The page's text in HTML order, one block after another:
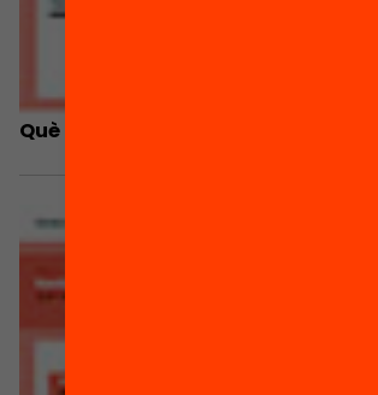
Què estan fent les famílies per